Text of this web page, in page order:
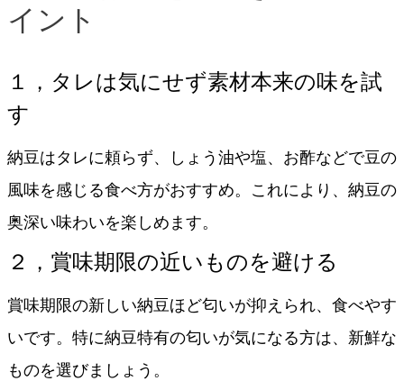
イント
１，タレは気にせず素材本来の味を試
す
納豆はタレに頼らず、しょう油や塩、お酢などで豆の
風味を感じる食べ方がおすすめ。これにより、納豆の
奥深い味わいを楽しめます。
２，賞味期限の近いものを避ける
賞味期限の新しい納豆ほど匂いが抑えられ、食べやす
いです。特に納豆特有の匂いが気になる方は、新鮮な
ものを選びましょう。